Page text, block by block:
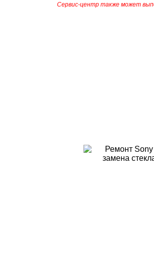
Сервис-центр также может